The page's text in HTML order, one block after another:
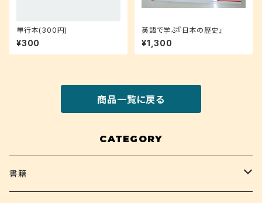
単行本(300円)
¥300
英語で学ぶ『日本の歴史』
¥1,300
商品一覧に戻る
CATEGORY
書籍